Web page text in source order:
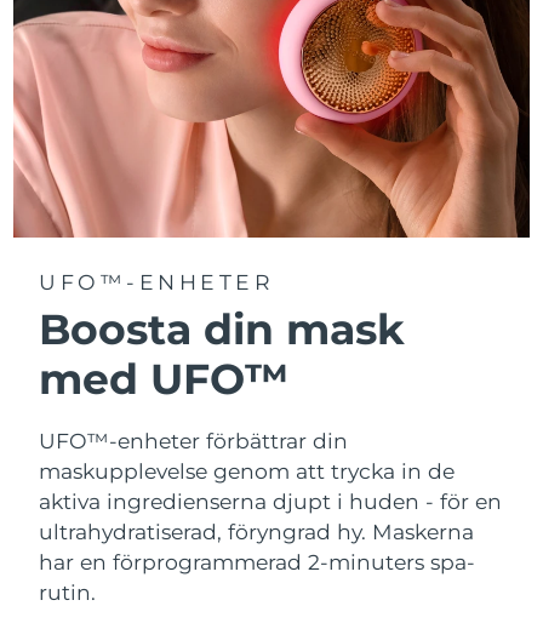
UFO™-ENHETER
Boosta din mask
med UFO™
UFO™-enheter förbättrar din
maskupplevelse genom att trycka in de
aktiva ingredienserna djupt i huden - för en
ultrahydratiserad, föryngrad hy. Maskerna
har en förprogrammerad 2-minuters spa-
rutin.
Storbritannien Förväntad leverans8/9/26
USA Förväntad leverans8/10/26
Uzbekistan Förväntad leverans 8/14/26
Vietnam Förväntad leverans8/15/26